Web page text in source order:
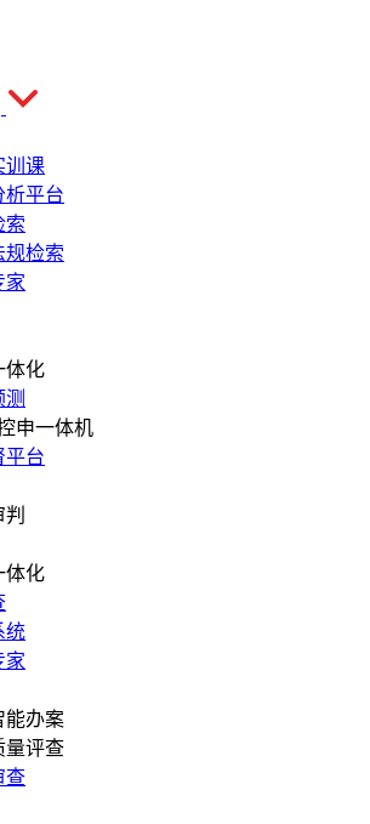
训课
析平台
索
规检索
家
体化
申一体机
平台
体化
统
家
能办案
量评查
查